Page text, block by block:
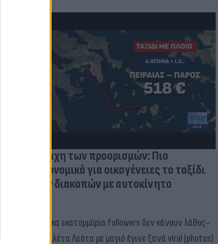
Η μάχη των προορισμών: Πιο
οικονομικά για οικογένειες το ταξίδι
των διακοπών με αυτοκίνητο